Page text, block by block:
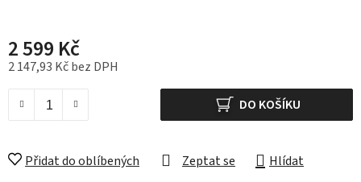
2 599 Kč
2 147,93 Kč bez DPH
DO KOŠÍKU
Zeptat se Hlídat
Přidat do oblíbených